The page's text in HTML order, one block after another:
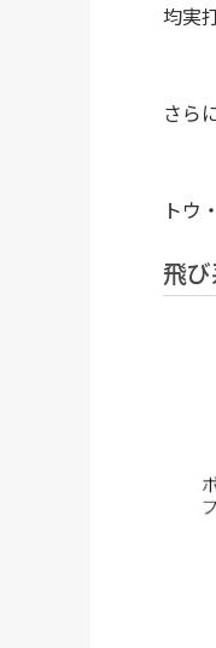
均実
さら
トウ
飛